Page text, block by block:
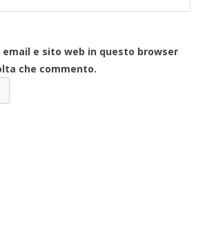
email e sito web in questo browser
che commento.